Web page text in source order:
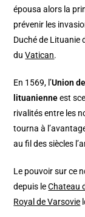
épousa alors la
prévenir les
Duché de Lituanie
duVatican.
En 1569, l’Union
lituanienneest
rivalités entre les
tourna à
au fil des siècles
Le pouvoir sur ce
depuis leChateau
Royal de Varsovie